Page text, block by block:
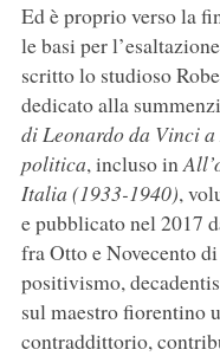
Ed è proprio verso la
le basi per
scritto lo studioso
dedicato alla
di Leonardo da Vinci
politica, incluso in
Italia (1933-1940),
e pubblicato nel 2017
fra Otto e Novecento
positivismo,
sul maestro fiorentino
contraddittorio,